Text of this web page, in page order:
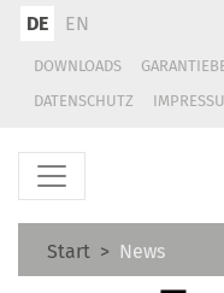
DE EN
DOWNLOADS
DATENSCHUTZ
Start News